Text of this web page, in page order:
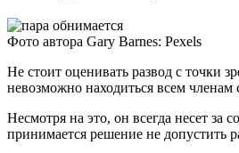
Фото автора Gary Barnes: Pexels
Не стоит оценивать развод с точки
невозможно находиться всем
Несмотря на это, он всегда несет
принимается решение не допустить